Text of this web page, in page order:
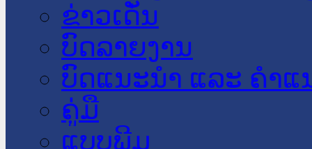
ຂ່າວເດັ່ນ
ບົດລາຍງານ
ບົດແນະນໍາ ແລະ ຄໍາແ
ຄູ່ມື
ແບບພີມ